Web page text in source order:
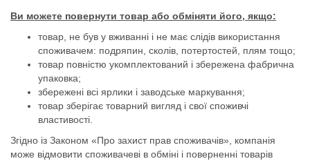
Ви можете повернути товар або обміняти його, якщо:
товар, не був у вживанні і не має слідів використання
споживачем: подряпин, сколів, потертостей, плям тощо;
товар повністю укомплектований і збережена фабрична
упаковка;
збережені всі ярлики і заводське маркування;
товар зберігає товарний вигляд і свої споживчі
властивості.
Згідно із Законом «Про захист прав споживачів», компанія
може відмовити споживачеві в обміні і поверненні товарів